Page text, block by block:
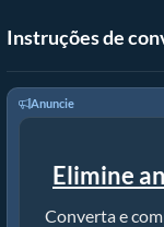
Instruções de
Anuncie
Elimine
Converta e